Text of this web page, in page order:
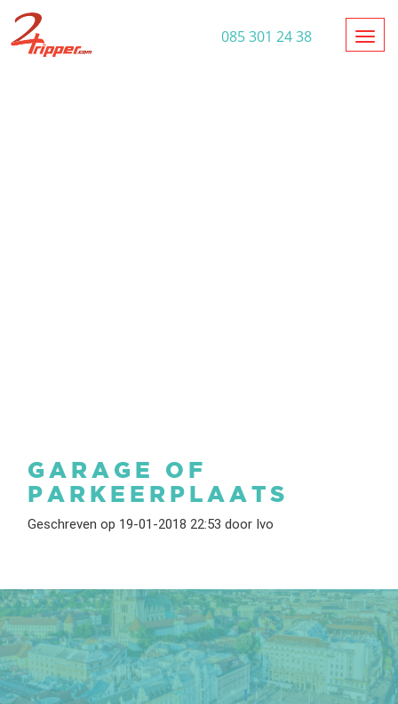
085 301 24 38
GARAGE OF
PARKEERPLAATS
Geschreven op 19-01-2018 22:53 door Ivo